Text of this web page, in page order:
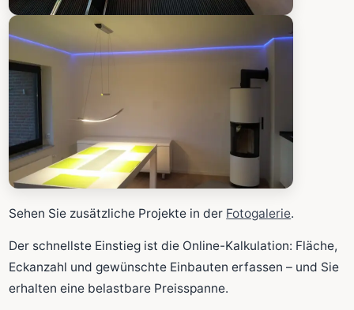
Sehen Sie zusätzliche Projekte in der Fotogalerie.
Der schnellste Einstieg ist die Online-Kalkulation: Fläche,
Eckanzahl und gewünschte Einbauten erfassen – und Sie
erhalten eine belastbare Preisspanne.